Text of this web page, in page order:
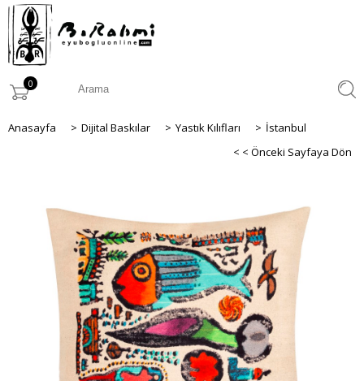
0
Anasayfa > Dijital Baskılar > Yastık Kılıfları > İstanbul
< < Önceki Sayfaya Dön